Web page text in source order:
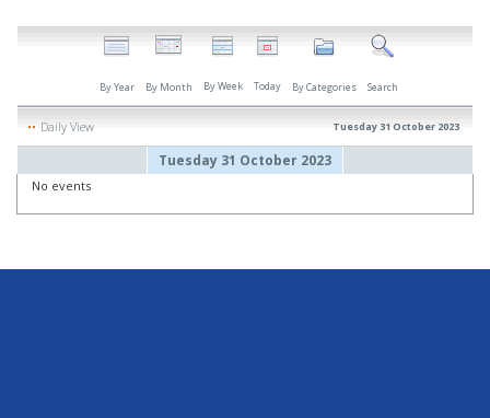
By Year By Month By Week Today By Categories Search
Daily View Tuesday 31 October 2023
Tuesday 31 October 2023
No events